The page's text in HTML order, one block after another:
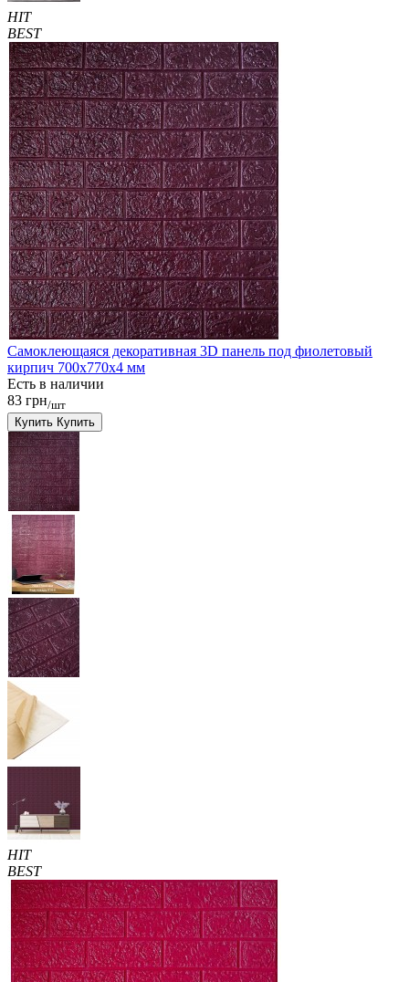
HIT
BEST
Самоклеющаяся декоративная 3D панель под фиолетовый
кирпич 700x770x4 мм
Есть в наличии
83 грн/шт
Купить Купить
HIT
BEST